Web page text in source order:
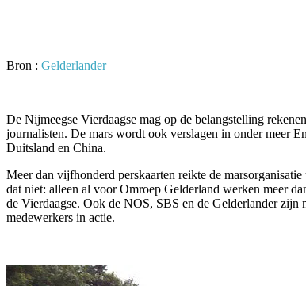
Bron : Gelderlander
De Nijmeegse Vierdaagse mag op de belangstelling
journalisten. De mars wordt ook verslagen in onder meer
Duitsland en China.
Meer dan vijfhonderd perskaarten reikte de
dat niet: alleen al voor Omroep Gelderland werken meer
de Vierdaagse. Ook de NOS, SBS en de Gelderlander zijn
medewerkers in actie.